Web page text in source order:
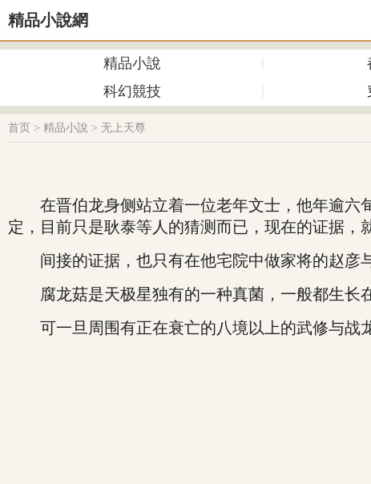
精品小說網
精品小說
科幻競技
首页 > 精品小說 > 无上天尊
在晋伯龙身侧站立着一位老年文士，他年逾六
定，目前只是耿泰等人的猜测而已，现在的证据，
间接的证据，也只有在他宅院中做家将的赵彦
腐龙菇是天极星独有的一种真菌，一般都生长在
可一旦周围有正在衰亡的八境以上的武修与战